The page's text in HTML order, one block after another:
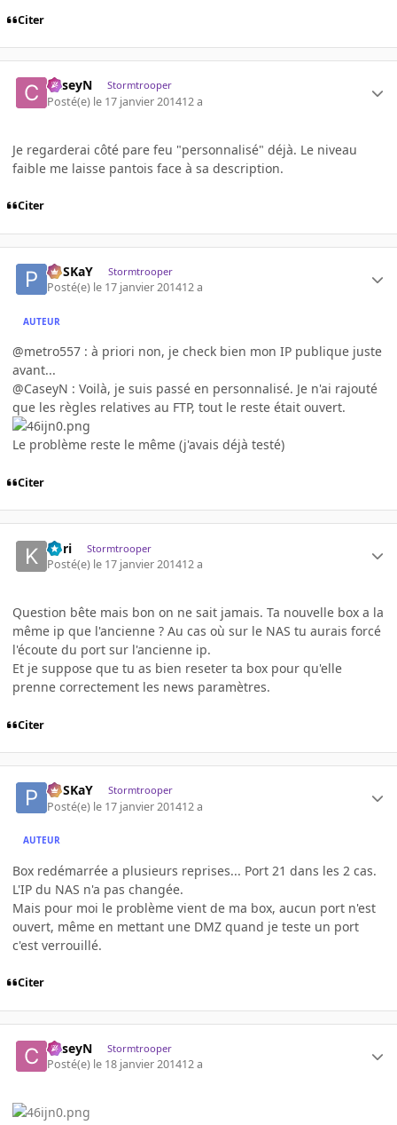
Citer
CaseyN Stormtrooper
Posté(e) le 17 janvier 201412 a
Je regarderai côté pare feu "personnalisé" déjà. Le niveau
faible me laisse pantois face à sa description.
Citer
PoSKaY Stormtrooper
Posté(e) le 17 janvier 201412 a
AUTEUR
@metro557 : à priori non, je check bien mon IP publique juste
avant...
@CaseyN : Voilà, je suis passé en personnalisé. Je n'ai rajouté
que les règles relatives au FTP, tout le reste était ouvert.
Le problème reste le même (j'avais déjà testé)
Citer
Kori Stormtrooper
Posté(e) le 17 janvier 201412 a
Question bête mais bon on ne sait jamais. Ta nouvelle box a la
même ip que l'ancienne ? Au cas où sur le NAS tu aurais forcé
l'écoute du port sur l'ancienne ip.
Et je suppose que tu as bien reseter ta box pour qu'elle
prenne correctement les news paramètres.
Citer
PoSKaY Stormtrooper
Posté(e) le 17 janvier 201412 a
AUTEUR
Box redémarrée a plusieurs reprises... Port 21 dans les 2 cas.
L'IP du NAS n'a pas changée.
Mais pour moi le problème vient de ma box, aucun port n'est
ouvert, même en mettant une DMZ quand je teste un port
c'est verrouillé.
Citer
CaseyN Stormtrooper
Posté(e) le 18 janvier 201412 a